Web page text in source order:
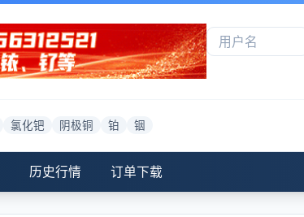
氯化钯 阴极铜 铂 铟
历史行情 订单下载